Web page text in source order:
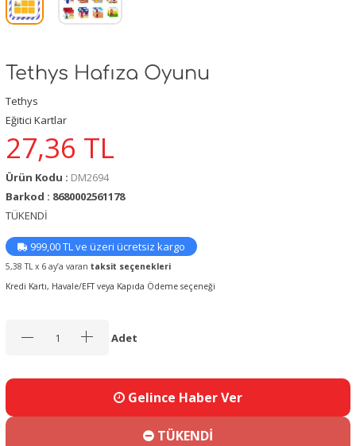
Tethys Hafıza Oyunu
Tethys
Eğitici Kartlar
27,36 TL
Ürün Kodu : DM2694
Barkod : 8680002561178
TÜKENDİ
999,00 TL ve üzeri ücretsiz kargo
5,38 TL x 6 ay’a varan taksit seçenekleri
Kredi Kartı, Havale/EFT veya Kapıda Ödeme seçeneği
Adet
Gelince Haber Ver
TÜKENDİ